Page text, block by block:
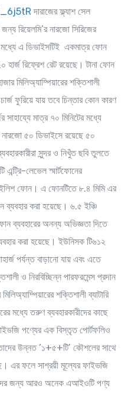
দারাজের ফ্ল্যাশ সেল
রিয়েলমি’র নারজো সিরিজের
এ ডিভাইসটিই একমাত্র ফোন
রিফ্রেশ রেট রয়েছে। টানা ফোন
মিলিঅ্যাম্পিয়ারের শক্তিশালী
ফুরিয়ে যায় তবে চিন্তার কোন কারণ
সাহায্যে মাত্র ৭০ মিনিটের মধ্যে
নারজো ৫০ ডিভাইসে রয়েছে ৫০
সুন্দর ও নিখুঁত ছবি তুলতে
লেভেল স্মার্টফোনের
ফোন। এ ফোনটিতে ৮.৪ মিমি এর
ব্যবহার করা হয়েছে। ৬.৫ ইঞ্চি
ব্যবহারের অনন্য অভিজ্ঞতা দিতে
করা হয়েছে। ইউনিসক টি৬১২
পর্যন্ত বাড়ানো যায় এবং এতে
ও নিরবিচ্ছিন্ন পারফরমেন্স প্রদান
শক্তিশালী ব্যাটারি
মধ্যে তরুণ ব্যবহারকারীদের কাছে
পণ্যের এক বিস্তৃত পোর্টফলিও
উন্নত ‘১+৫+টি’ কৌশলের সাথে
এর ফলে সাশ্রয়ী মূল্যের ফাইভজি
জন্য আরও অনেক এআইওটি পণ্য